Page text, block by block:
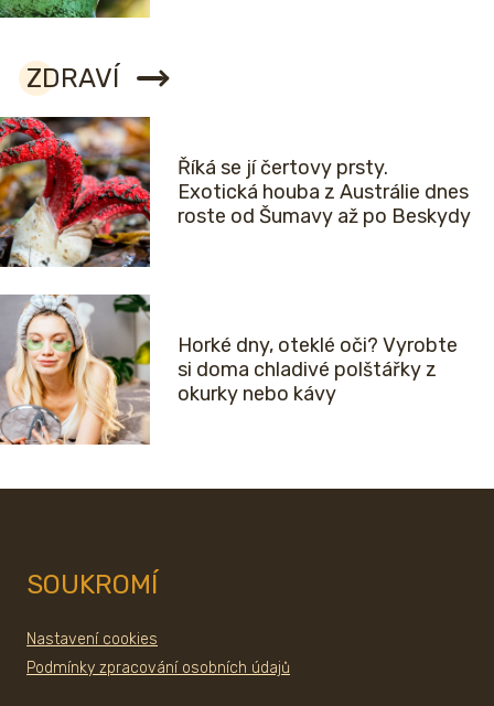
ZDRAVÍ
Říká se jí čertovy prsty.
Exotická houba z Austrálie dnes
roste od Šumavy až po Beskydy
Horké dny, oteklé oči? Vyrobte
si doma chladivé polštářky z
okurky nebo kávy
SOUKROMÍ
Nastavení cookies
Podmínky zpracování osobních údajů